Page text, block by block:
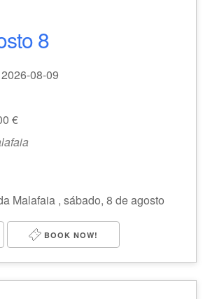
8
08-09
€
Malafaia , sábado, 8 de agosto
BOOK NOW!